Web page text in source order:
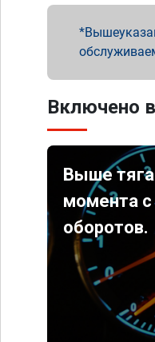
Включено
Выше
момента с
оборотов.